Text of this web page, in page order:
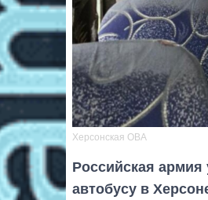
Херсонская ОВА
Российская
автобусу в